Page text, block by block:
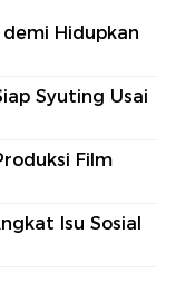
Hidupkan
Syuting Usai
Film
Isu Sosial